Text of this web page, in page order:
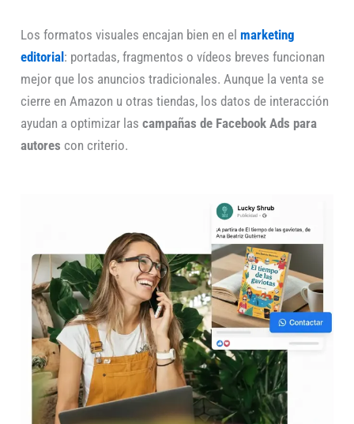
Los formatos visuales encajan bien en el marketing
editorial: portadas, fragmentos o vídeos breves funcionan
mejor que los anuncios tradicionales. Aunque la venta se
cierre en Amazon u otras tiendas, los datos de interacción
ayudan a optimizar las campañas de Facebook Ads para
autores con criterio.